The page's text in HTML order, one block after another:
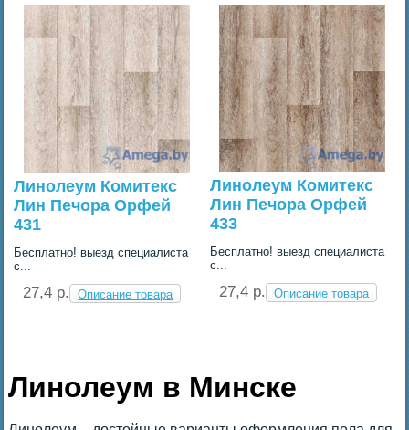
Линолеум Комитекс
Лин Печора Орфей
431
Бесплатно! выезд специалиста
с...
27,4 p. Описание товара
Линолеум Комитекс
Лин Печора Орфей
433
Бесплатно! выезд специалиста
с...
27,4 p. Описание товара
Линолеум в Минске